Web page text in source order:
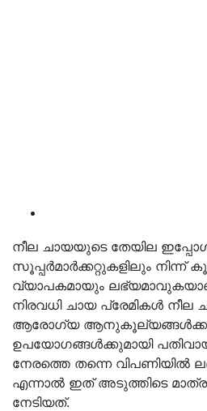
നീല ചായയുടെ തേയില
സൂപ്പർമാർക്കറ്റുകളിലും
വ്യാപകമായും
നിരവധി ചായ പ്രേമികൾ
ആരോഗ്യ
ഉപയോഗങ്ങൾക്കുമായി
നേരത്തെ തന്നെ വിപണിയിൽ
എന്നാൽ ഇത് അടുത്തിടെ
നേടിയത്.